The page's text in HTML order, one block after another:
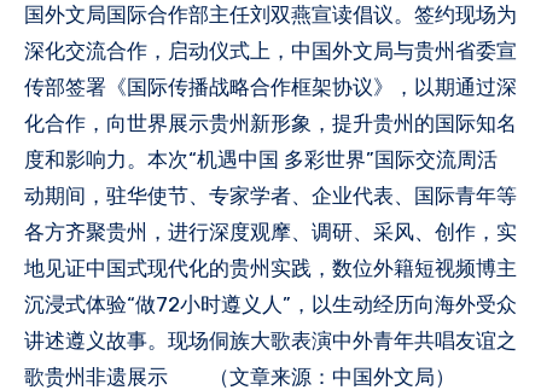
国外文局国际合作部主任刘双燕宣读倡议。签约现场为
深化交流合作，启动仪式上，中国外文局与贵州省委宣
传部签署《国际传播战略合作框架协议》，以期通过深
化合作，向世界展示贵州新形象，提升贵州的国际知名
度和影响力。本次“机遇中国 多彩世界”国际交流周活
动期间，驻华使节、专家学者、企业代表、国际青年等
各方齐聚贵州，进行深度观摩、调研、采风、创作，实
地见证中国式现代化的贵州实践，数位外籍短视频博主
沉浸式体验“做72小时遵义人”，以生动经历向海外受众
讲述遵义故事。现场侗族大歌表演中外青年共唱友谊之
歌贵州非遗展示 （文章来源：中国外文局）